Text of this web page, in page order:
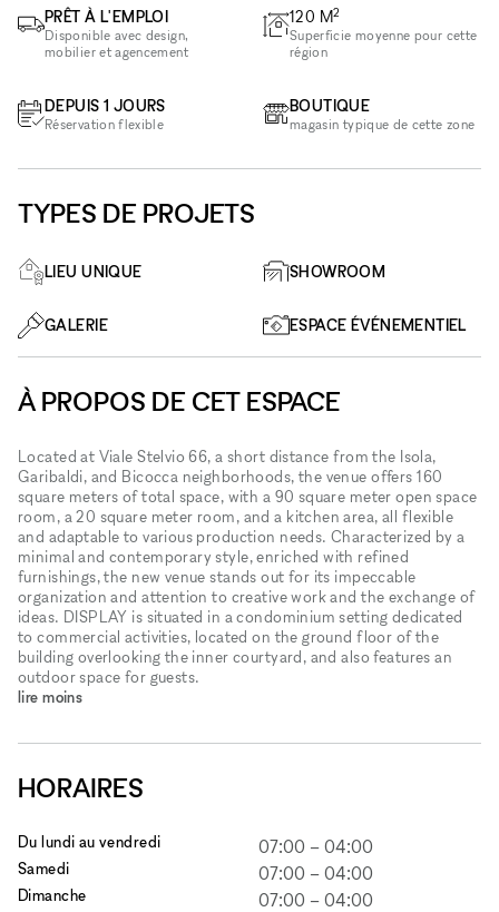
PRÊT À L'EMPLOI
Disponible avec design,
mobilier et agencement
DEPUIS 1 JOURS
Réservation flexible
120 M2
Superficie moyenne pour cette
région
BOUTIQUE
magasin typique de cette zone
TYPES DE PROJETS
LIEU UNIQUE SHOWROOM
GALERIE ESPACE ÉVÉNEMENTIEL
À PROPOS DE CET ESPACE
Located at Viale Stelvio 66, a short distance from the Isola,
Garibaldi, and Bicocca neighborhoods, the venue offers 160
square meters of total space, with a 90 square meter open space
room, a 20 square meter room, and a kitchen area, all flexible
and adaptable to various production needs. Characterized by a
minimal and contemporary style, enriched with refined
furnishings, the new venue stands out for its impeccable
organization and attention to creative work and the exchange of
ideas. DISPLAY is situated in a condominium setting dedicated
to commercial activities, located on the ground floor of the
building overlooking the inner courtyard, and also features an
outdoor space for guests.​​​​‌ ‍ ​‍​‍‌‍ ‌ ​‍‌‍‍‌‌‍‌ ‌‍‍‌‌‍ ‍​‍​‍​ ‍‍​‍​‍‌ ​ ‌‍​‌‌‍ ‍‌‍‍‌‌ ‌​‌ ‍‌​‍ ‍‌‍‍‌‌‍ ​‍​‍​‍ ​​‍​‍‌‍‍​‌ ​‍‌‍‌‌‌‍‌‍​‍​‍​ ‍‍​‍​‍‌‍‍​‌ ‌​‌ ‌​‌ ​​‌ ​ ​ ‍‍​‍ ​‍ ‌‍‌​‌‍‍‌‌ ​ ‌ ​​‌‍ ​‌‍​‌‌ ‍‌​‍ ‌‌ ​ ‌ ​​‌‍​‌‌ ‍‍‌‍‍‌‌‍ ​‍ ‍‌ ​ ‌‍​‌‌‍ ‍‌‍‍‌‌ ‌​‌ ‍‌​‍ ‍‌ ​ ‌ ‌​‌ ‌‌‌‍‌​‌‍‍‌‌‍ ​‍ ‌‍‍‌‌‍ ‍‌ ‌​‌‍‌‌‌‍ ‍‌ ‌​​‍ ‌‍‌‌‌‍‌​‌‍‍‌‌ ‌​​‍ ‌‍ ‌‌‍ ‌‍‌​‌‍‌‌​ ‌‌ ​​‌ ​‍‌‍‌‌‌ ​ ‌‍‌‌‌‍ ‍‌ ‌​‌‍​‌‌ ‌​‌‍‍‌‌‍ ‌‍ ‍​ ‍ ‌‍‍‌‌‍‌​​ ‌‌ ​ ‌ ​​‌‍​‌‌‍​ ‌‍‌‌‌​ ​‌‍​‌‌‍ ‍‌‍‌​‌‍‍‌‌‍ ‍‌‍‌ ​ ‍ ‌ ‌​‌ ‍‌‌ ​​‌‍‌‌​ ‌‌ ​ ‌ ​​‌‍​‌‌‍​ ‌‍‌‌‌​ ​‌‍​‌‌‍ ‍‌‍‌​‌‍‍‌‌‍ ‍‌‍‌ ​ ‍ ‌ ​​‌‍​‌‌ ‌​‌‍‍​​ ‌‌ ​​‌‍​‌‌‍‌ ‌‍‌‌‌​​‍‌ ‌‌‌‍‍‌‌‍ ​‌‍‌​‌‍‌‌‌ ​‍​‍‌‌​ ‌‌‌​​‍‌‌ ‌‍‍ ‌‍‌‌‌ ‍‌​‍‌‌​ ​ ‌​‌​​‍‌‌​ ​ ‌​‌​​‍‌‌​ ​‍​ ​‍​ ‌‍​ ‍​​ ‌‍‌‍‌‍‌‍‌​​ ‌​​ ‌ ​ ​‌​ ​ ‌‍​‍‌‍​‍‌‍​‌​‍‌‌​ ​‍​ ​‍​‍‌‌​ ‌‌‌​‌​​‍ ‍‌‍​ ‌‍ ‌‍ ‍‌ ‌​‌‍‌‌‌‍ ‍‌ ‌​​‍ ‍‌‍‌‌‌‍ ‍​‍‌‌​ ‌‌‌​​‍‌‌ ‌‍‍ ‌‍‌‌‌ ‍‌​‍‌‌​ ​ ‌​‌​​‍‌‌​ ​ ‌​‌​​‍‌‌​ ​‍​ ​‍‌‍‌‌‌‍​‌​ ‍‌‌‍​‍‌‍‌‍​ ‍‌‌‍‌‌‌‍​ ​ ​​​ ​​​ ‍​​ ‌​​‍‌‌​ ​‍​ ​‍​‍‌‌​ ‌‌‌​‌​​‍ ‍‌‍​ ‌‍‍​‌‍‍‌‌‍ ​‌‍‌​‌ ​‍‌‍‌‌‌‍ ‍​‍‌‌​ ‌‌‌​​‍‌‌ ‌‍‍ ‌‍‌‌‌ ‍‌​‍‌‌​ ​ ‌​‌​​‍‌‌​ ​ ‌​‌​​‍‌‌​ ​‍​ ​‍​ ​ ‌‍‌‌‌‍‌‍​ ​​‌‍​‍​ ‌‍​ ​‍‌‍​‌‌‍‌‌‌‍‌‍‌‍‌‌​ ​‌​ ​​​‍‌‌​ ​‍​ ​‍​‍‌‌​ ‌‌‌​‌​​‍ ‍‌ ‌​‌‍‌‌‌ ‍​‌ ‌​​ ‌‍​‍‌‍​‌‌ ​ ‌‍‌‌‌‌‌‌‌ ​‍‌‍ ​​ ‌‌‍‍​‌ ‌​‌ ‌​‌ ​​‌ ​ ​‍‌‌​ ​ ‌​​‌​‍‌‌​ ​‍‌​‌‍​‍‌‌​ ​‍‌​‌‍‌‍‌​‌‍‍‌‌ ​ ‌ ​​‌‍ ​‌‍​‌‌ ‍‌​‍ ‌‌ ​ ‌ ​​‌‍​‌‌ ‍‍‌‍‍‌‌‍ ​‍ ‍‌ ​ ‌‍​‌‌‍ ‍‌‍‍‌‌ ‌​‌ ‍‌​‍ ‍‌ ​ ‌ ‌​‌ ‌‌‌‍‌​‌‍‍‌‌‍ ​‍‌‍‌‍‍‌‌‍‌​​ ‌‌ ​ ‌ ​​‌‍​‌‌‍​ ‌‍‌‌‌​ ​‌‍​‌‌‍ ‍‌‍‌​‌‍‍‌‌‍ ‍‌‍‌ ​‍‌‍‌ ‌​‌ ‍‌‌ ​​‌‍‌‌​ ‌‌ ​ ‌ ​​‌‍​‌‌‍​ ‌‍‌‌‌​ ​‌‍​‌‌‍ ‍‌‍‌​‌‍‍‌‌‍ ‍‌‍‌ ​‍‌‍‌ ​​‌‍​‌‌ ‌​‌‍‍​​ ‌‌ ​​‌‍​‌‌‍‌ ‌‍‌‌‌​​‍‌ ‌‌‌‍‍‌‌‍ ​‌‍‌​‌‍‌‌‌ ​‍​‍‌‌​ ‌‌‌​​‍‌‌ ‌‍‍ ‌‍‌‌‌ ‍‌​‍‌‌​ ​ ‌​‌​​‍‌‌​ ​ ‌​‌​​‍‌‌​ ​‍​ ​‍​ ‌‍​ ‍​​ ‌‍‌‍‌‍‌‍‌​​ ‌​​ ‌ ​ ​‌​ ​ ‌‍​‍‌‍​‍‌‍​‌​‍‌‌​ ​‍​ ​‍​‍‌‌​ ‌‌‌​‌​​‍ ‍‌‍​ ‌‍ ‌‍ ‍‌ ‌​‌‍‌‌‌‍ ‍‌ ‌​​‍ ‍‌‍‌‌‌‍ ‍​‍‌‌​ ‌‌‌​​‍‌‌ ‌‍‍ ‌‍‌‌‌ ‍‌​‍‌‌​ ​ ‌​‌​​‍‌‌​ ​ ‌​‌​​‍‌‌​ ​‍​ ​‍‌‍‌‌‌‍​‌​ ‍‌‌‍​‍‌‍‌‍​ ‍‌‌‍‌‌‌‍​ ​ ​​​ ​​​ ‍​​ ‌​​‍‌‌​ ​‍​ ​‍​‍‌‌​ ‌‌‌​‌​​‍ ‍‌‍​ ‌‍‍​‌‍‍‌‌‍ ​‌‍‌​‌ ​‍‌‍‌‌‌‍ ‍​‍‌‌​ ‌‌‌​​‍‌‌ ‌‍‍ ‌‍‌‌‌ ‍‌​‍‌‌​ ​ ‌​‌​​‍‌‌​ ​ ‌​‌​​‍‌‌​ ​‍​ ​‍​ ​ ‌‍‌‌‌‍‌‍​ ​​‌‍​‍​ ‌‍​ ​‍‌‍​‌‌‍‌‌‌‍‌‍‌‍‌‌​ ​‌​ ​​​‍‌‌​ ​‍​ ​‍​‍‌‌​ ‌‌‌​‌​​‍ ‍‌ ‌​‌‍‌‌‌ ‍​‌ ‌​​‍​‍‌ ‌
lire moins
HORAIRES
Du lundi au vendredi 07:00 – 04:00
Samedi 07:00 – 04:00
Dimanche 07:00 – 04:00